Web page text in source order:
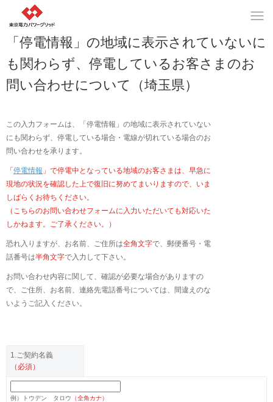
「停電情報」の地域に表示されていないに
も関わらず、停電しているお客さまのお
問い合わせについて（埼玉県）
この入力フォームは、「停電情報」の地域に表示されていない
にも関わらず、停電している場合・電線が切れている場合のお
問い合わせを承ります。
「 停電情報 」で停電中となっている地域のお客さまは、早急に
現地の状況を確認した上で復旧に努めてまいりますので、いま
しばらくお待ちください。
（こちらのお問い合わせフォームに入力いただいても対応いた
しかねます。ご了承ください。）
恐れ入りますが、お名前、ご住所は全角文字で、郵便番号・電
話番号は半角文字で入力して下さい。
お問い合わせ内容に関して、確認が必要な場合がありますの
で、ご住所、お名前、連絡先電話番号については、間違えのな
いようご記入ください。
1.ご契約名義
（必須）
例） トウデン タロウ （全角カナ）